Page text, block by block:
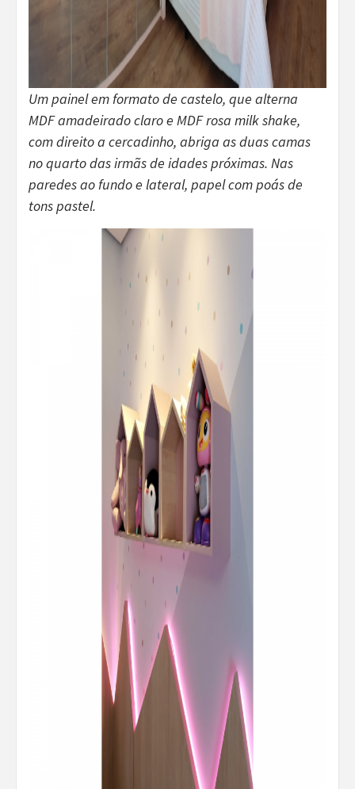
Um painel em formato de castelo, que alterna
MDF amadeirado claro e MDF rosa milk shake,
com direito a cercadinho, abriga as duas camas
no quarto das irmãs de idades próximas. Nas
paredes ao fundo e lateral, papel com poás de
tons pastel.